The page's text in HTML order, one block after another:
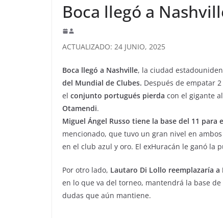
Boca llegó a
ACTUALIZADO: 24 JUNIO, 2025
Boca llegó a Nashville, la ciudad
del Mundial de Clubes. Después de empatar
el conjunto portugués pierda con el gigante
Otamendi.
Miguel Ángel Russo tiene la base del 11
mencionado, que tuvo un gran nivel en
en el club azul y oro. El exHuracán le ganó la
Por otro lado, Lautaro Di Lollo reemplazaría
en lo que va del torneo, mantendrá la base
dudas que aún mantiene.